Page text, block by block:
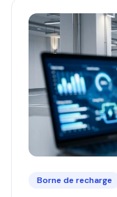
Borne de recharge